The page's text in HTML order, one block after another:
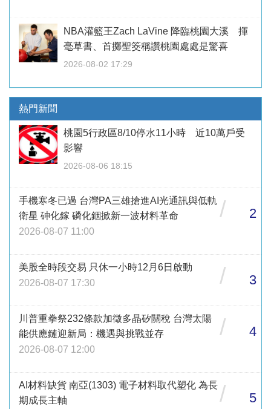
NBA灌籃王Zach LaVine 降臨桃園大溪 揮
毫草書、首擲聖筊稱讚桃園處處是驚喜
2026-08-02 17:29
熱門新聞
桃園5行政區8/10停水11小時 近10萬戶受
影響
2026-08-06 18:15
手機寒冬已過 台灣PA三雄搶進AI光通訊與低軌
衛星 砷化鎵 磷化銦掀新一波材料革命
2026-08-07 11:00
/ 2
美股全時段交易 只休一小時12月6日啟動
2026-08-07 17:30
/ 3
川普重拳祭232條款加徵多晶矽關稅 台灣太陽
能供應鏈迎新局：機遇與挑戰並存
2026-08-07 12:00
/ 4
AI材料缺貨 南亞(1303) 電子材料取代塑化 為長
期成長主軸
/ 5